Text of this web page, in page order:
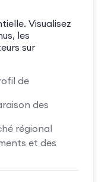
Visualisez
les
sur
de
des
régional
et des